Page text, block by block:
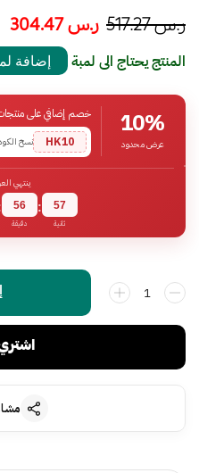
ر.س517.27 ر.س304.47
المنتج يحتاج الى لمبة إضافة
10%
عرض محدود
خصم إضافي على منتجات
HK10
نسخ
ينتهي
56
دقيقة
: 56
ثانية